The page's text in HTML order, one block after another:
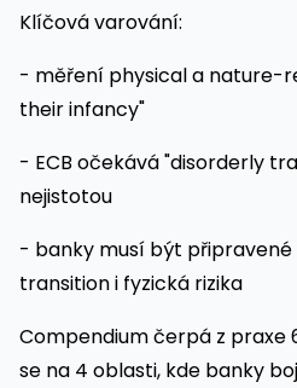
Klíčová varování:
- měření physical a nature-
their infancy"
- ECB očekává "disorderly
nejistotou
- banky musí být
transition i fyzická rizika
Compendium čerpá z praxe
se na 4 oblasti, kde banky